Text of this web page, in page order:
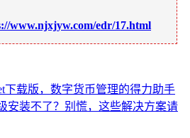
www.njxjyw.com/edr/17.html
下载版，数字货币管理的得力助手
安装不了？别慌，这些解决方案请